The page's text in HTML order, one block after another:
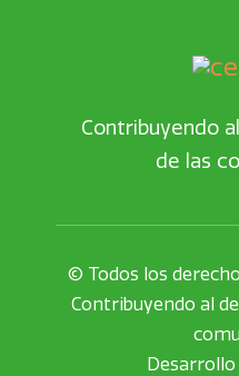
Contribuyendo
de las
© Todos los
Contribuyendo al
Desarrollo